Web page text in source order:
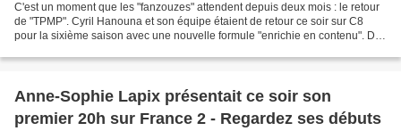
C'est un moment que les "fanzouzes" attendent depuis deux mois : le retour
de "TPMP". Cyril Hanouna et son équipe étaient de retour ce soir sur C8
pour la sixième saison avec une nouvelle formule "enrichie en contenu". De
Anne-Sophie Lapix présentait ce soir son
premier 20h sur France 2 - Regardez ses débuts